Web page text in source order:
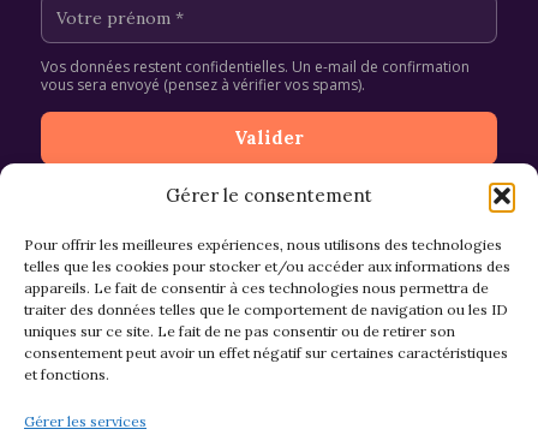
Gérer le consentement
Pour offrir les meilleures expériences, nous utilisons des technologies
telles que les cookies pour stocker et/ou accéder aux informations des
appareils. Le fait de consentir à ces technologies nous permettra de
traiter des données telles que le comportement de navigation ou les ID
uniques sur ce site. Le fait de ne pas consentir ou de retirer son
consentement peut avoir un effet négatif sur certaines caractéristiques
et fonctions.
Gérer les services
Vos données restent confidentielles. Un e-mail de confirmation
vous sera envoyé (pensez à vérifier vos spams).
CGV et Retours